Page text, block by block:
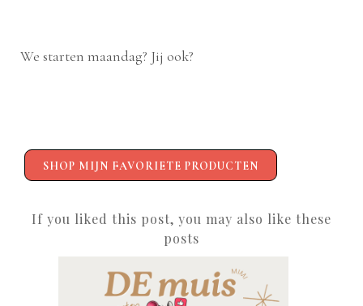
We starten maandag? Jij ook?
SHOP MIJN FAVORIETE PRODUCTEN
If you liked this post, you may also like these
posts